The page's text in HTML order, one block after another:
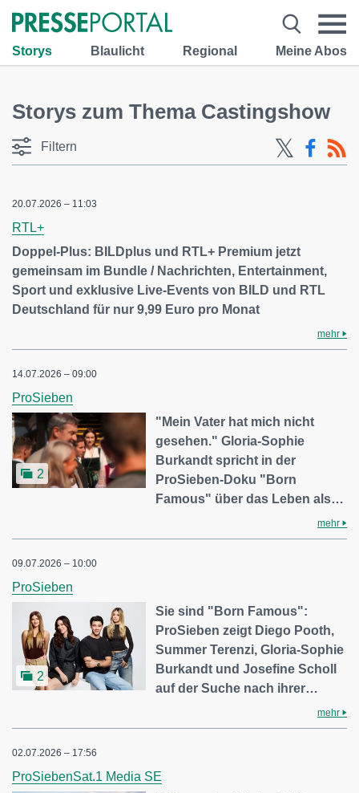
Storys Blaulicht Regional Meine Abos
Storys zum Thema Castingshow
Filtern
20.07.2026 – 11:03
RTL+
Doppel-Plus: BILDplus und RTL+ Premium jetzt
gemeinsam im Bundle / Nachrichten, Entertainment,
Sport und exklusive Live-Events von BILD und RTL
Deutschland für nur 9,99 Euro pro Monat
mehr
14.07.2026 – 09:00
ProSieben
2
"Mein Vater hat mich nicht
gesehen." Gloria-Sophie
Burkandt spricht in der
ProSieben-Doku "Born
Famous" über das Leben als…
mehr
09.07.2026 – 10:00
ProSieben
2
Sie sind "Born Famous":
ProSieben zeigt Diego Pooth,
Summer Terenzi, Gloria-Sophie
Burkandt und Josefine Scholl
auf der Suche nach ihrer…
mehr
02.07.2026 – 17:56
ProSiebenSat.1 Media SE